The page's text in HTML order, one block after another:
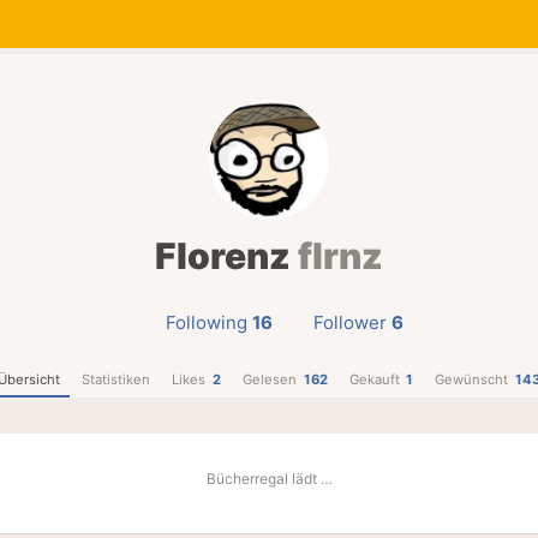
Florenz flrnz
Following 16 Follower 6
Übersicht Statistiken Likes 2 Gelesen 162 Gekauft 1 Gewünscht
Bücherregal lädt …